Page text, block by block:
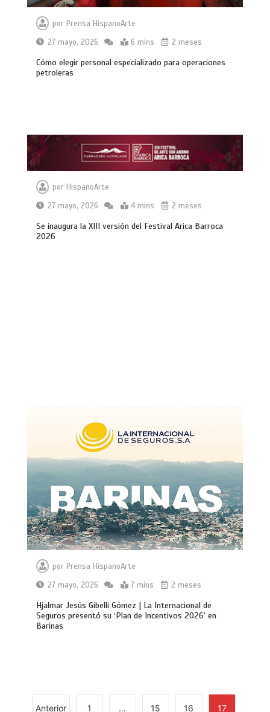
por Prensa HispanoArte
27 mayo, 2026
6 mins 2 meses
Cómo elegir personal especializado para operaciones
petroleras
porHispanoArte
27 mayo, 2026
4 mins 2 meses
Se inaugura la XIII versión del Festival Arica Barroca
2026
porPrensa HispanoArte
27 mayo, 2026
7 mins 2 meses
Hjalmar Jesús Gibelli Gómez | La Internacional de
Seguros presentó su ‘Plan de Incentivos 2026’ en
Barinas
Anterior 1 … 15 16 17